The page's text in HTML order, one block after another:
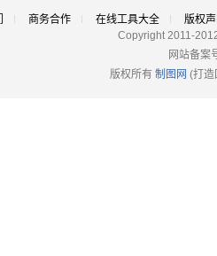
商务合作 在线工具大全
版权
Copyright 2011-
网站备案
版权所有 制图网 (打造